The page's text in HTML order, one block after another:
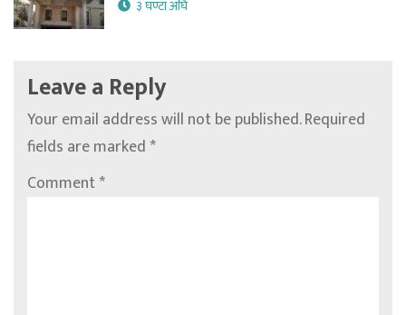
३ घण्टा अघि
Leave a Reply
Your email address will not be published.Required
fields are marked*
Comment*